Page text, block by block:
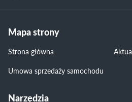
Mapa strony
Strona główna
Umowa sprzedaży samochodu
Narzędzia